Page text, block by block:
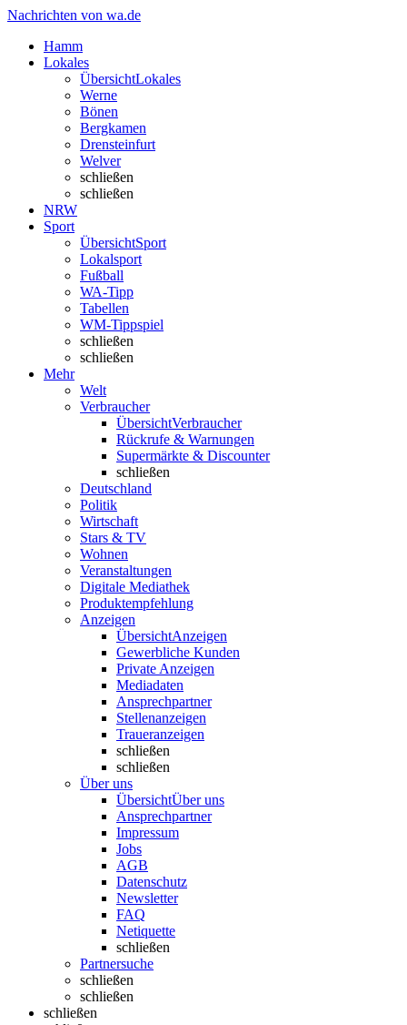
Nachrichten von wa.de
Hamm
Lokales
ÜbersichtLokales
Werne
Bönen
Bergkamen
Drensteinfurt
Welver
schließen
schließen
NRW
Sport
ÜbersichtSport
Lokalsport
Fußball
WA-Tipp
Tabellen
WM-Tippspiel
schließen
schließen
Mehr
Welt
Verbraucher
ÜbersichtVerbraucher
Rückrufe & Warnungen
Supermärkte & Discounter
schließen
Deutschland
Politik
Wirtschaft
Stars & TV
Wohnen
Veranstaltungen
Digitale Mediathek
Produktempfehlung
Anzeigen
ÜbersichtAnzeigen
Gewerbliche Kunden
Private Anzeigen
Mediadaten
Ansprechpartner
Stellenanzeigen
Traueranzeigen
schließen
schließen
Über uns
ÜbersichtÜber uns
Ansprechpartner
Impressum
Jobs
AGB
Datenschutz
Newsletter
FAQ
Netiquette
schließen
Partnersuche
schließen
schließen
schließen